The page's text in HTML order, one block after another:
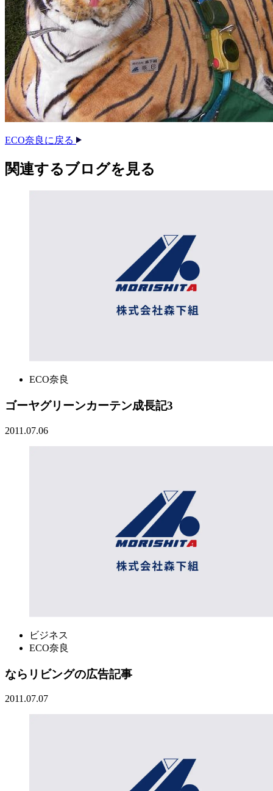
ECO奈良に戻る
関連する​ブログを​見る​
ECO奈良
ゴーヤグリーンカーテン成長記3
2011.07.06
ビジネス
ECO奈良
ならリビングの広告記事
2011.07.07